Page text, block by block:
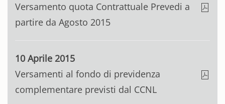
Versamento quota Contrattuale Prevedi a
partire da Agosto 2015
10 Aprile 2015
Versamenti al fondo di previdenza
complementare previsti dal CCNL